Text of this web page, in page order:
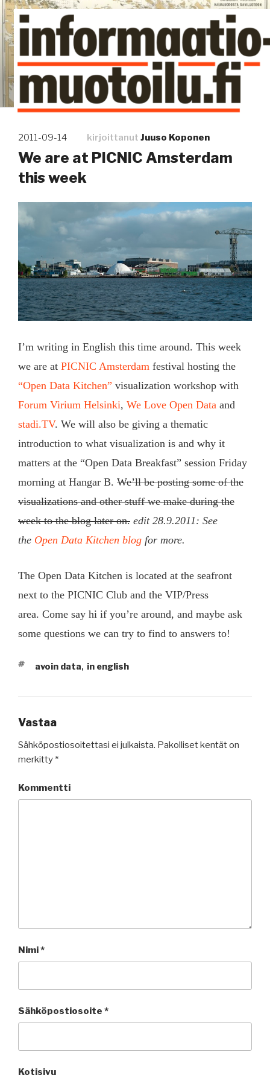
Siirry
sisältöön
Kuinka tieto tehdään näkyväksi
Julkaistu
2011-09-14 kirjoittanut Juuso Koponen
We are at PICNIC Amsterdam
this week
I’m writing in English this time around. This week
we are at PICNIC Amsterdam festival hosting the
“Open Data Kitchen” visualization workshop with
Forum Virium Helsinki, We Love Open Data and
stadi.TV. We will also be giving a thematic
introduction to what visualization is and why it
matters at the “Open Data Breakfast” session Friday
morning at Hangar B. We’ll be posting some of the
visualizations and other stuff we make during the
week to the blog later on. edit 28.9.2011: See
the Open Data Kitchen blog for more.
The Open Data Kitchen is located at the seafront
next to the PICNIC Club and the VIP/Press
area. Come say hi if you’re around, and maybe ask
some questions we can try to find to answers to!
AVAINSANAT
avoin data, in english
Vastaa
Sähköpostiosoitettasi ei julkaista. Pakolliset kentät on
merkitty *
Kommentti
Nimi*
Sähköpostiosoite *
Kotisivu